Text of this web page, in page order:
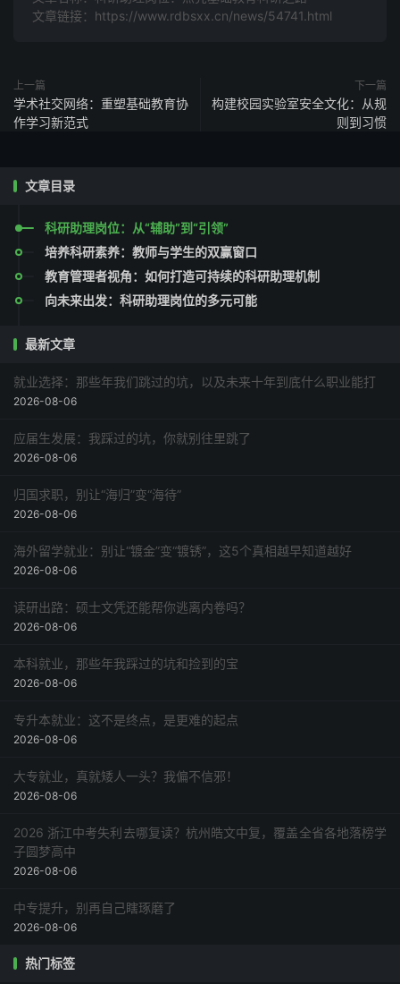
文章链接：https://www.rdbsxx.cn/news/54741.html
上一篇
学术社交网络：重塑基础教育协
作学习新范式
下一篇
构建校园实验室安全文化：从规
则到习惯
文章目录
科研助理岗位：从“辅助”到“引领”
培养科研素养：教师与学生的双赢窗口
教育管理者视角：如何打造可持续的科研助理机制
向未来出发：科研助理岗位的多元可能
最新文章
就业选择：那些年我们跳过的坑，以及未来十年到底什么职业能打
2026-08-06
应届生发展：我踩过的坑，你就别往里跳了
2026-08-06
归国求职，别让“海归”变“海待”
2026-08-06
海外留学就业：别让“镀金”变“镀锈”，这5个真相越早知道越好
2026-08-06
读研出路：硕士文凭还能帮你逃离内卷吗？
2026-08-06
本科就业，那些年我踩过的坑和捡到的宝
2026-08-06
专升本就业：这不是终点，是更难的起点
2026-08-06
大专就业，真就矮人一头？我偏不信邪！
2026-08-06
2026 浙江中考失利去哪复读？杭州皓文中复，覆盖全省各地落榜学
子圆梦高中
2026-08-06
中专提升，别再自己瞎琢磨了
2026-08-06
热门标签